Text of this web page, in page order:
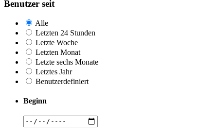
Benutzer seit
Alle
Letzten 24 Stunden
Letzte Woche
Letzten Monat
Letzte sechs Monate
Letztes Jahr
Benutzerdefiniert
Beginn